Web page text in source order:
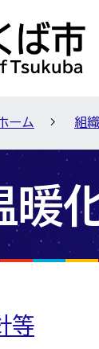
ーム 組
暖
等